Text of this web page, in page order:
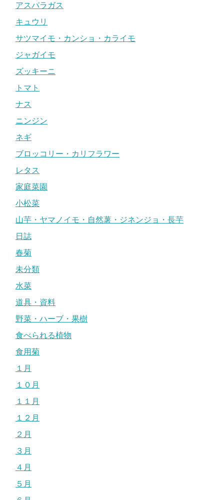
アスパラガス
キュウリ
サツマイモ・カンショ・カライモ
ジャガイモ
ズッキーニ
トマト
ナス
ニンジン
ネギ
ブロッコリー・カリフラワー
レタス
家庭菜園
小松菜
山芋・ヤマノイモ・自然薯・ジネンジョ・長芋
日誌
春菊
未分類
水菜
道具・資料
野菜・ハーブ・果樹
食べられる植物
食用菊
１月
１０月
１１月
１２月
２月
３月
４月
５月